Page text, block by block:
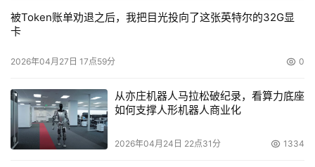
被Token账单劝退之后，我把目光投向了这张英特尔的32G显
卡
2026年04月27日 17点59分 0
从亦庄机器人马拉松破纪录，看算力底座
如何支撑人形机器人商业化
2026年04月24日 22点31分 1334